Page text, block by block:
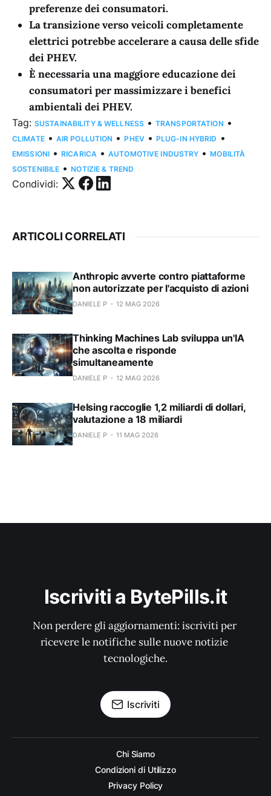
preferenze dei consumatori.
La transizione verso veicoli completamente
elettrici potrebbe accelerare a causa delle sfide
dei PHEV.
È necessaria una maggiore educazione dei
consumatori per massimizzare i benefici
ambientali dei PHEV.
Tag: SUSTAINABILITY & WELLNESS • TRANSPORTATION •
CLIMATE • AIR POLLUTION • PHEV • PLUG-IN HYBRID •
EMISSIONI • RICARICA • AUTOMOTIVE INDUSTRY • MOBILITÀ
SOSTENIBILE • NOTIZIE & TREND
Condividi:
ARTICOLI CORRELATI
Anthropic avverte contro piattaforme
non autorizzate per l'acquisto di azioni
DANIELE P 12 MAG 2026
Thinking Machines Lab sviluppa un'IA
che ascolta e risponde
simultaneamente
DANIELE P 12 MAG 2026
Helsing raccoglie 1,2 miliardi di dollari,
valutazione a 18 miliardi
DANIELE P 11 MAG 2026
Iscriviti a BytePills.it
Non perdere gli aggiornamenti: iscriviti per
ricevere le notifiche sulle nuove notizie
tecnologiche.
Iscriviti
Chi Siamo
Condizioni di Utilizzo
Privacy Policy